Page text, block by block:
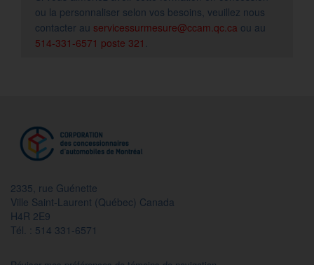
ou la personnaliser selon vos besoins, veuillez nous
contacter au servicessurmesure@ccam.qc.ca ou au
514-331-6571 poste 321 .
2335, rue Guénette
Ville Saint-Laurent (Québec) Canada
H4R 2E9
Tél. : 514 331-6571